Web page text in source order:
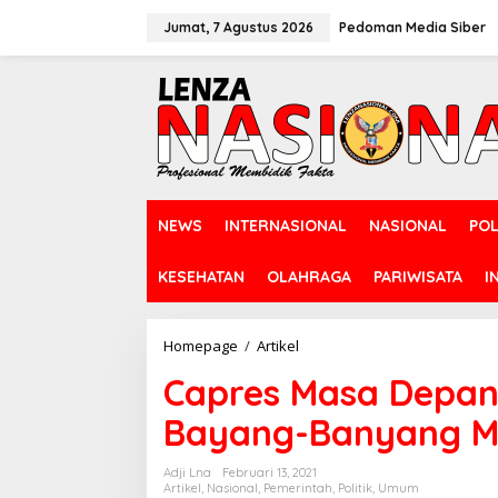
Jumat, 7 Agustus 2026 Pedoman Media Siber
NEWS INTERNASIONAL NASIONAL
KESEHATAN OLAHRAGA PARIWISATA
Homepage / Artikel
p
r
M
a
Capres Masa
Bayang-Banyang
Adji Lna
Februari 13, 2021
Artikel, Nasional, Pemerintah, Politik, Umum